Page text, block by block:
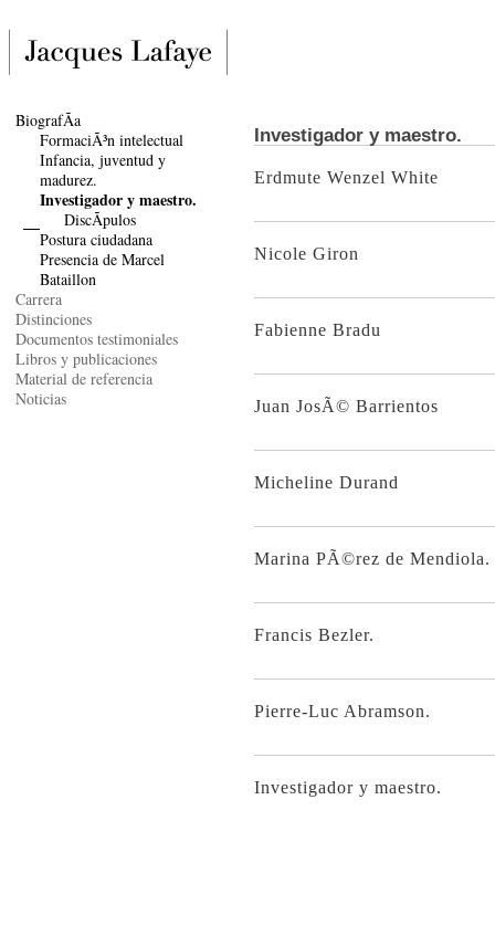
Investigador y maestro.
Erdmute Wenzel White
Nicole Giron
Fabienne Bradu
Juan JosÃ© Barrientos
Micheline Durand
Marina PÃ©rez de Mendiola.
Francis Bezler.
Pierre-Luc Abramson.
Investigador y maestro.
BiografÃ­a
FormaciÃ³n intelectual
Infancia, juventud y
madurez.
Investigador y maestro.
DiscÃ­pulos
Postura ciudadana
Presencia de Marcel
Bataillon
Carrera
Distinciones
Documentos testimoniales
Libros y publicaciones
Material de referencia
Noticias